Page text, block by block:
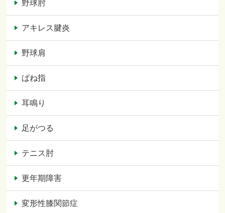
野球肘
アキレス腱炎
野球肩
ばね指
耳鳴り
足がつる
テニス肘
更年期障害
変形性膝関節症